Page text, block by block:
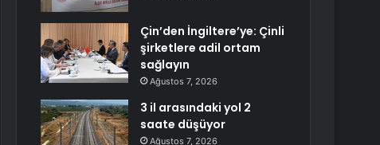
Çin’den İngiltere’ye: Çinli
şirketlere adil ortam
sağlayın
Ağustos 7, 2026
3 il arasındaki yol 2
saate düşüyor
Ağustos 7, 2026